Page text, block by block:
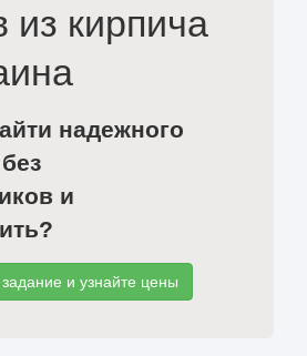
из кирпича
надежного
и
и узнайте цены